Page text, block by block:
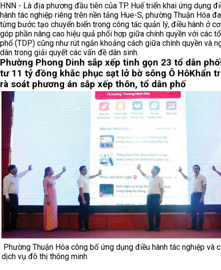
HNN - Là địa phương đầu tiên của TP. Huế triển khai ứng dụng
hành tác nghiệp riêng trên nền tảng Hue-S, phường Thuận Hóa
từng bước tạo chuyển biến trong công tác quản lý, điều hành ở
góp phần nâng cao hiệu quả phối hợp giữa chính quyền với các
phố (TDP) cũng như rút ngắn khoảng cách giữa chính quyền và
dân trong giải quyết các vấn đề dân sinh.
Phường Phong Dinh sắp xếp tinh gọn 23 tổ dân phố
tư 11 tỷ đồng khắc phục sạt lở bờ sông Ô HôKhẩn
rà soát phương án sắp xếp thôn, tổ dân phố
Phường Thuận Hóa công bố ứng dụng điều hành tác nghiệp và
dịch vụ đô thị thông minh